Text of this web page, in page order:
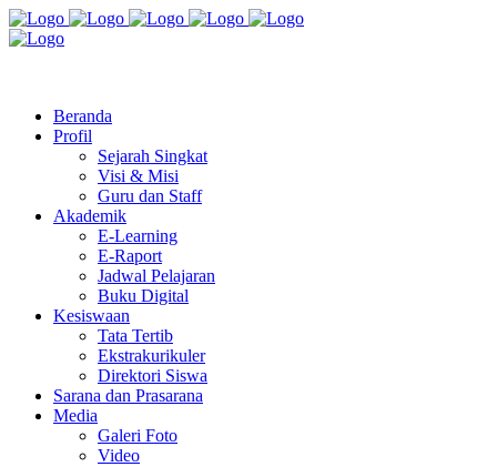
Beranda
Profil
Sejarah Singkat
Visi & Misi
Guru dan Staff
Akademik
E-Learning
E-Raport
Jadwal Pelajaran
Buku Digital
Kesiswaan
Tata Tertib
Ekstrakurikuler
Direktori Siswa
Sarana dan Prasarana
Media
Galeri Foto
Video